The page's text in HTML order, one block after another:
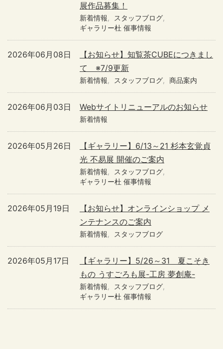
展作品募集！
新着情報
スタッフブログ
ギャラリー杜 催事情報
【お知らせ】知覧茶CUBEにつきまし
て ※7/9更新
2026年06月08日
新着情報 スタッフブログ 商品案内
Webサイトリニューアルのお知らせ
2026年06月03日
新着情報
【ギャラリー】6/13～21 杉本玄覚貞
光 不易展 開催のご案内
2026年05月26日
新着情報
スタッフブログ
ギャラリー杜 催事情報
【お知らせ】オンラインショップ メ
ンテナンスのご案内
2026年05月19日
新着情報 スタッフブログ
【ギャラリー】5/26～31 夏こそき
もの うすごろも展-工房 夢創庵-
2026年05月17日
新着情報
スタッフブログ
ギャラリー杜 催事情報